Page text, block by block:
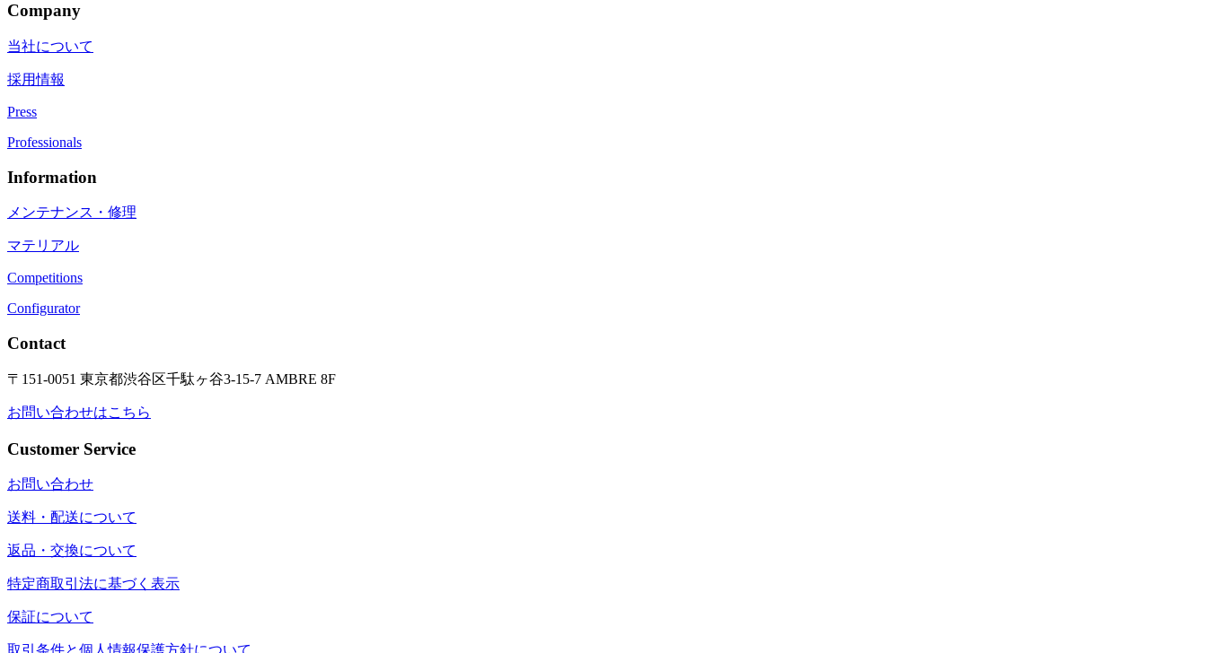
Company
当社について
採用情報
Press
Professionals
Information
メンテナンス・修理
マテリアル
Competitions
Configurator
Contact
〒151-0051 東京都渋谷区千駄ヶ谷3-15-7 AMBRE 8F
お問い合わせはこちら
Customer Service
お問い合わせ
送料・配送について
返品・交換について
特定商取引法に基づく表示
保証について